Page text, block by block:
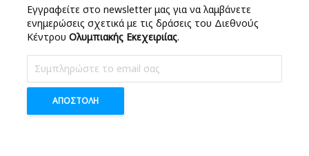
Εγγραφείτε στο newsletter μας για να λαμβάνετε
ενημερώσεις σχετικά με τις δράσεις του Διεθνούς
Κέντρου Ολυμπιακής Εκεχειριίας.